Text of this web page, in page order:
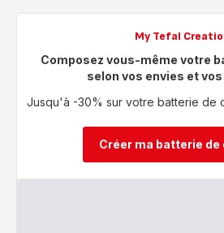
My Tefal
Composez vous-même votre
selon vos envies et
Jusqu'à -30% sur votre batterie de
Créer ma batterie de